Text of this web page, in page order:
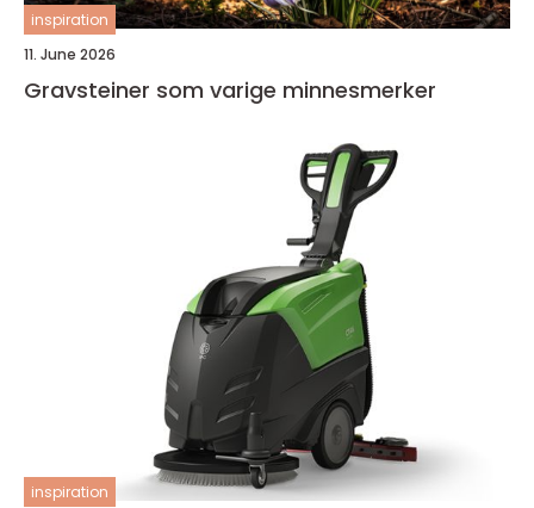
inspiration
11. June 2026
Gravsteiner som varige minnesmerker
inspiration